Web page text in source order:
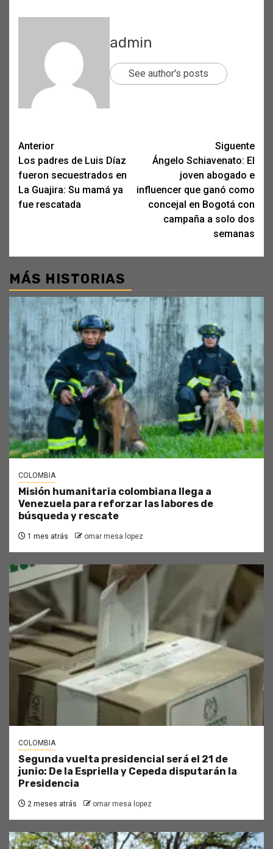
admin
See author's posts
Post
navigation
Anterior
Los padres de Luis Díaz
fueron secuestrados en
La Guajira: Su mamá ya
fue rescatada
Siguente
Ángelo Schiavenato: El
joven abogado e
influencer que ganó como
concejal en Bogotá con
campaña a solo dos
semanas
MÁS HISTORIAS
COLOMBIA
Misión humanitaria colombiana llega a
Venezuela para reforzar las labores de
búsqueda y rescate
1 mes atrás omar mesa lopez
COLOMBIA
Segunda vuelta presidencial será el 21 de
junio: De la Espriella y Cepeda disputarán la
Presidencia
2 meses atrás omar mesa lopez